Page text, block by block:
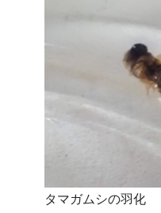
タマガムシの羽化